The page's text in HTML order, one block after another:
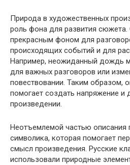
Природа в художественных
роль фона для развития сюжета.
прекрасным фоном для
происходящих событий и для
Например, неожиданный дождь
для важных разговоров или
повествовании. Таким образом,
помогает создать напряжение и
произведении.
Неотъемлемой частью описания
символика, которая помогает
смысл произведения. Русские
использовали природные